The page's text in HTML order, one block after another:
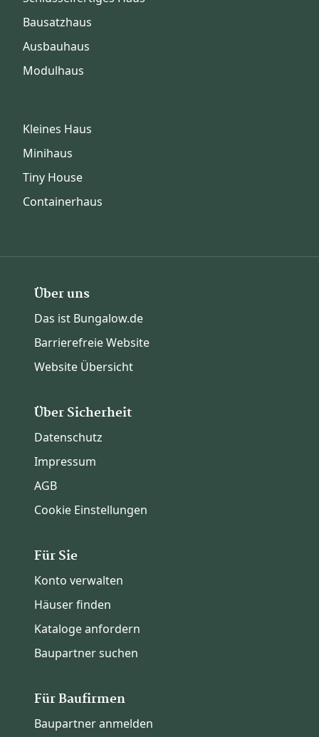
Bausatzhaus
Ausbauhaus
Modulhaus
Kleines Haus
Minihaus
Tiny House
Containerhaus
Über uns
Das ist Bungalow.de
Barrierefreie Website
Website Übersicht
Über Sicherheit
Datenschutz
Impressum
AGB
Cookie Einstellungen
Für Sie
Konto verwalten
Häuser finden
Kataloge anfordern
Baupartner suchen
Für Baufirmen
Baupartner anmelden